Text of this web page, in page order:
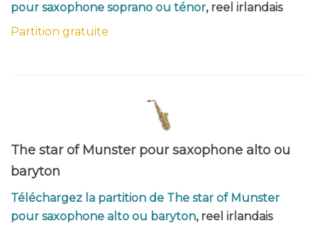
pour saxophone soprano ou ténor, reel irlandais
Partition gratuite
The star of Munster pour saxophone alto ou
baryton
Téléchargez la partition de The star of Munster
pour saxophone alto ou baryton, reel irlandais